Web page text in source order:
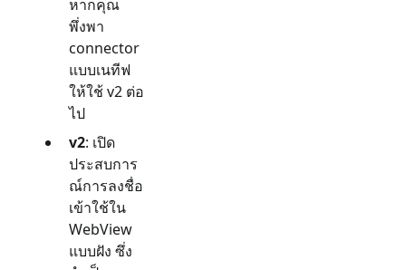
หากคุณ
พึ่งพา
connector
แบบเนทีฟ
ให้ใช้ v2 ต่อ
ไป
v2: เปิด
ประสบการ
ณ์การลงชื่อ
เข้าใช้ใน
WebView
แบบฝัง ซึ่ง